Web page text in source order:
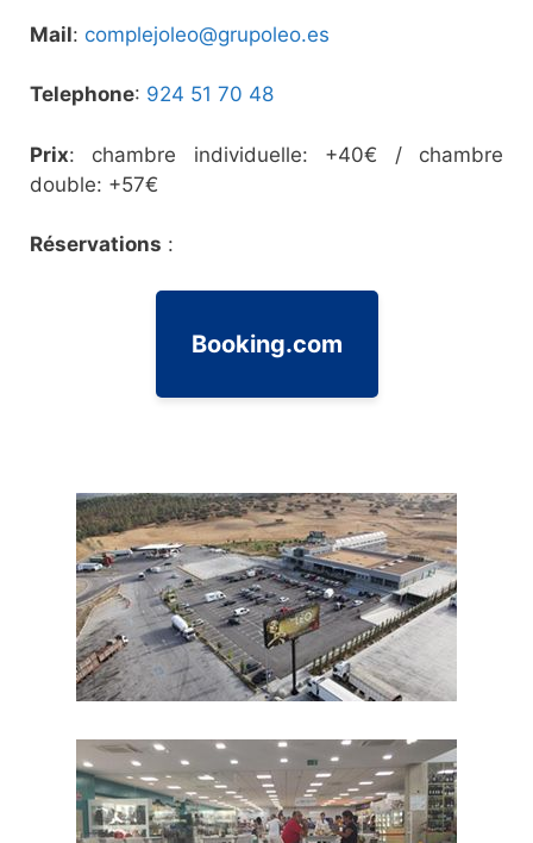
Mail: complejoleo@grupoleo.es
Telephone: 924 51 70 48
Prix: chambre individuelle: +40€ / chambre
double: +57€
Réservations :
Booking.com